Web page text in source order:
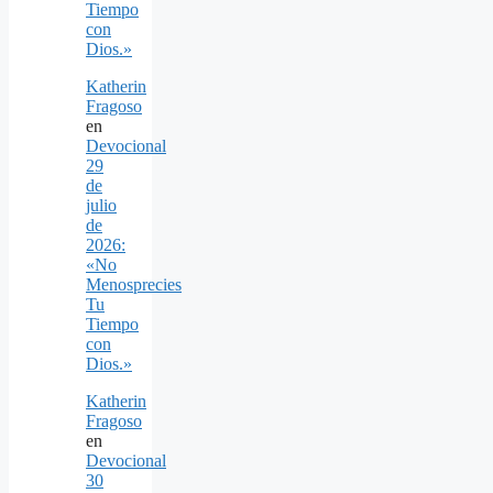
Tiempo
con
Dios.»
Katherin
Fragoso
en
Devocional
29
de
julio
de
2026:
«No
Menosprecies
Tu
Tiempo
con
Dios.»
Katherin
Fragoso
en
Devocional
30